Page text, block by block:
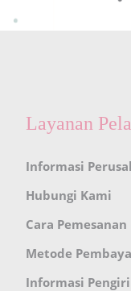
Layanan
Informasi
Hubungi Kami
Cara Pemesanan
Metode
Informasi